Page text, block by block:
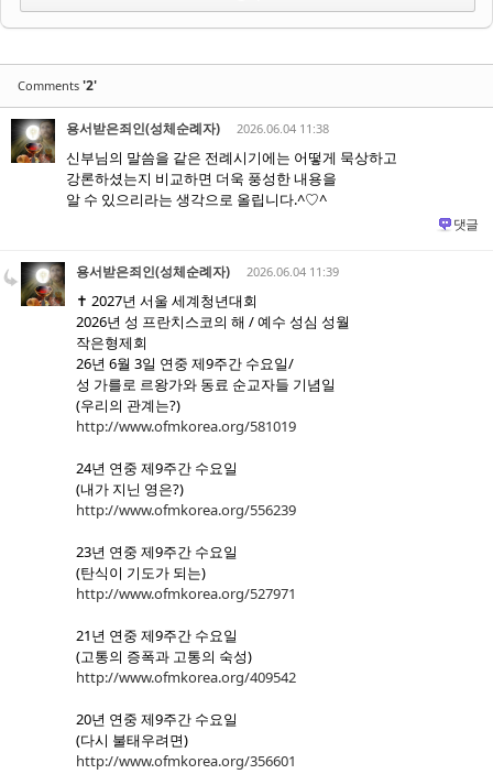
Comments '2'
용서받은죄인(성체순례자) 2026.06.04 11:38
신부님의 말씀을 같은 전례시기에는 어떻게 묵상하고
강론하셨는지 비교하면 더욱 풍성한 내용을
알 수 있으리라는 생각으로 올립니다.^♡^
댓글
용서받은죄인(성체순례자) 2026.06.04 11:39
✝️ 2027년 서울 세계청년대회
2026년 성 프란치스코의 해 / 예수 성심 성월
작은형제회
26년 6월 3일 연중 제9주간 수요일/
성 가를로 르왕가와 동료 순교자들 기념일
(우리의 관계는?)
http://www.ofmkorea.org/581019
24년 연중 제9주간 수요일
(내가 지닌 영은?)
http://www.ofmkorea.org/556239
23년 연중 제9주간 수요일
(탄식이 기도가 되는)
http://www.ofmkorea.org/527971
21년 연중 제9주간 수요일
(고통의 증폭과 고통의 숙성)
http://www.ofmkorea.org/409542
20년 연중 제9주간 수요일
(다시 불태우려면)
http://www.ofmkorea.org/356601